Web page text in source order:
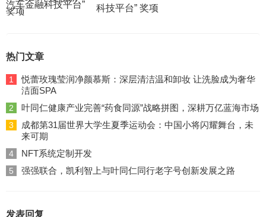
科技平台” 奖项
热门文章
1
悦蕾玫瑰莹润净颜慕斯：深层清洁温和卸妆 让洗脸成为奢华
洁面SPA
2 叶同仁健康产业完善“药食同源”战略拼图，深耕万亿蓝海市场
3
成都第31届世界大学生夏季运动会：中国小将闪耀舞台，未
来可期
4 NFT系统定制开发
5 强强联合，凯利智上与叶同仁同行老字号创新发展之路
发表回复